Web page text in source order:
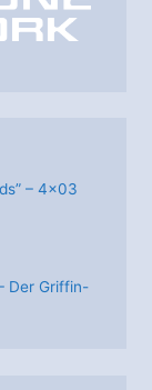
– 4×03
Der Griffin-